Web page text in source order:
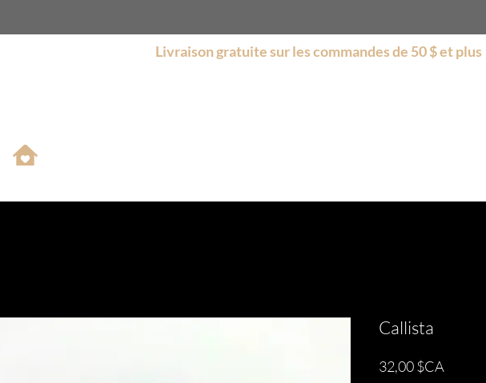
Livraison gratuite sur les commandes de 50 $ et plus
Callista
32,00 $CA